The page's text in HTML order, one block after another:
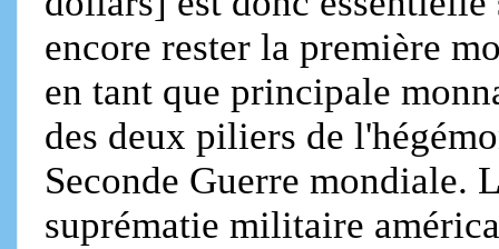
encore rester la première
en tant que principale
des deux piliers de
Seconde Guerre mondiale.
suprématie militaire